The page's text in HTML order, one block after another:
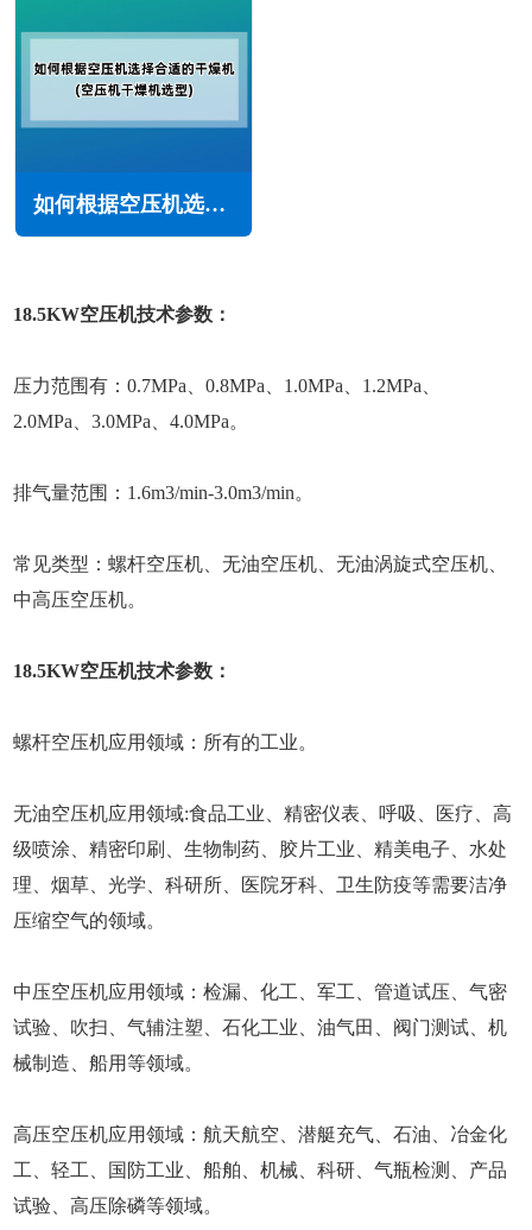
如何根据空压机选择合适的干燥机(空压机干燥机选型)
18.5KW空压机技术参数：
压力范围有：0.7MPa、0.8MPa、1.0MPa、1.2MPa、
2.0MPa、3.0MPa、4.0MPa。
排气量范围：1.6m3/min-3.0m3/min。
常见类型：螺杆空压机、无油空压机、无油涡旋式空压机、
中高压空压机。
18.5KW空压机技术参数：
螺杆空压机应用领域：所有的工业。
无油空压机应用领域:食品工业、精密仪表、呼吸、医疗、高
级喷涂、精密印刷、生物制药、胶片工业、精美电子、水处
理、烟草、光学、科研所、医院牙科、卫生防疫等需要洁净
压缩空气的领域。
中压空压机应用领域：检漏、化工、军工、管道试压、气密
试验、吹扫、气辅注塑、石化工业、油气田、阀门测试、机
械制造、船用等领域。
高压空压机应用领域：航天航空、潜艇充气、石油、冶金化
工、轻工、国防工业、船舶、机械、科研、气瓶检测、产品
试验、高压除磷等领域。